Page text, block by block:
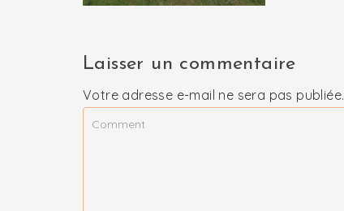
Laisser un commentaire
Votre adresse e-mail ne sera pas publiée.